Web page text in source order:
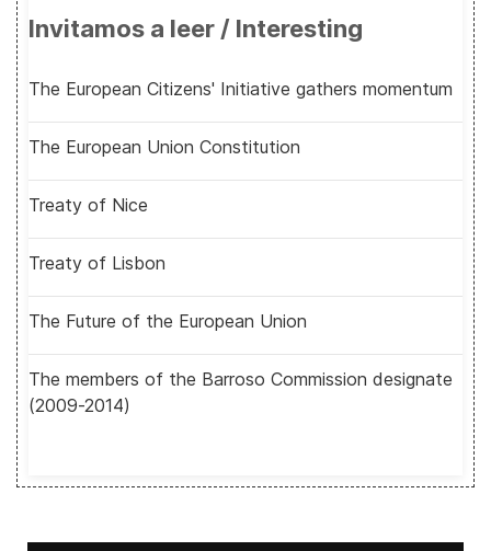
Invitamos a leer / Interesting
The European Citizens' Initiative gathers momentum
The European Union Constitution
Treaty of Nice
Treaty of Lisbon
The Future of the European Union
The members of the Barroso Commission designate
(2009-2014)